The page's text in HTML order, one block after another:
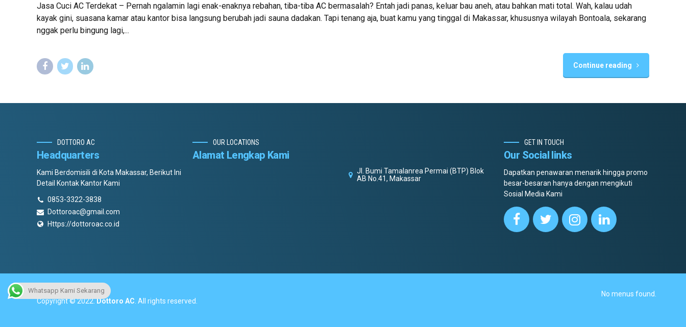
Jasa Cuci AC Terdekat – Pernah ngalamin lagi enak-enaknya rebahan, tiba-tiba AC bermasalah? Entah jadi panas, keluar bau aneh, atau bahkan mati total. Wah, kalau udah
kayak gini, suasana kamar atau kantor bisa langsung berubah jadi sauna dadakan. Tapi tenang aja, buat kamu yang tinggal di Makassar, khususnya wilayah Bontoala, sekarang
nggak perlu bingung lagi,...
Continue reading
DOTTORO AC
Headquarters
Kami Berdomisili di Kota Makassar, Berikut Ini
Detail Kontak Kantor Kami
0853-3322-3838
Dottoroac@gmail.com
Https://dottoroac.co.id
OUR LOCATIONS
Alamat Lengkap Kami
Jl. Bumi Tamalanrea Permai (BTP) Blok
AB No.41, Makassar
GET IN TOUCH
Our Social links
Dapatkan penawaran menarik hingga promo
besar-besaran hanya dengan mengikuti
Sosial Media Kami
Copyright © 2022.Dottoro AC . All rights reserved.
No menus found.
Whatsapp Kami Sekarang